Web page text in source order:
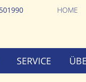
HOME
SERVICE